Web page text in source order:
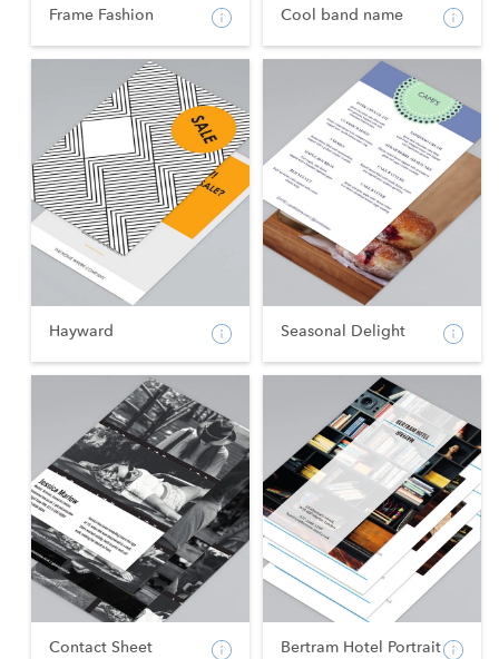
Frame Fashion Cool band name
Hayward Seasonal Delight
Contact Sheet Bertram Hotel Portrait